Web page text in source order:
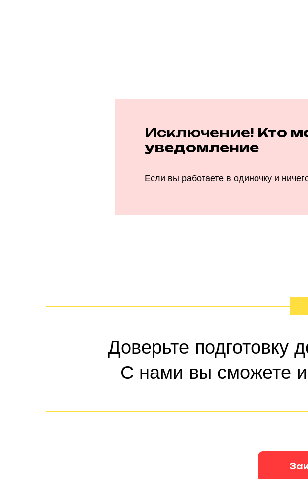
Исключение! Кто
уведомление
Если вы работаете в одиночку и
Доверьте подготовку
С нами вы сможете